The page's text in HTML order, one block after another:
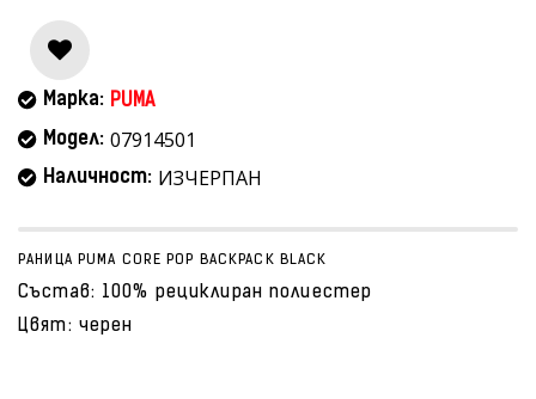
Марка: PUMA
Модел: 07914501
Наличност: ИЗЧЕРПАН
РАНИЦА PUMA CORE POP BACKPACK BLACK
Състав: 100% рециклиран полиестер
Цвят: черен